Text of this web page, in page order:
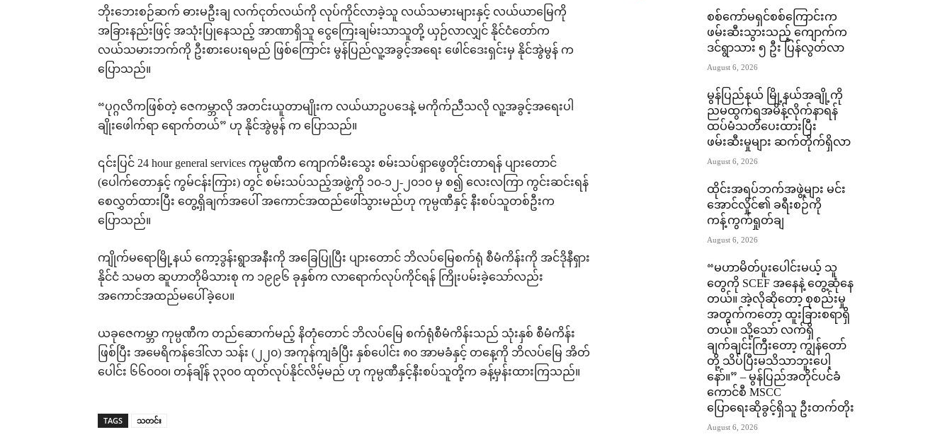
ဘိုးဘေးစဉ်ဆက် ဓားမဦးချ လက်ငုတ်လယ်ကို လုပ်ကိုင်လာခဲ့သူ လယ်သမားများနှင့် လယ်ယာမြေကို
အခြားနည်းဖြင့် အသုံးပြုနေသည့် အာဏာရှိသူ ငွေကြေးချမ်းသာသူတို့ ယှဉ်လာလျှင် နိုင်ငံတော်က
လယ်သမားဘက်ကို ဦးစားပေးရမည် ဖြစ်ကြောင်း မွန်ပြည်လူ့အခွင့်အရေး ဖေါင်ဒေးရှင်းမှ နိုင်အွဲမွန် က
ပြောသည်။
“ပုဂ္ဂလိကဖြစ်တဲ့ ဇေကမ္ဘာလို အတင်းယူတာမျိုးက လယ်ယာဥပဒေနဲ့ မကိုက်ညီသလို လူ့အခွင့်အရေးပါ
ချိုးဖေါက်ရာ ရောက်တယ်” ဟု နိုင်အွဲမွန် က ပြောသည်။
၎င်းပြင် 24 hour general services ကုမ္ပဏီက ကျောက်မီးသွေး စမ်းသပ်ရှာဖွေတိုင်းတာရန် ပျားတောင်
(ပေါက်တောနှင့် ကွမ်ငန်းကြား) တွင် စမ်းသပ်သည့်အဖွဲ့ကို ၁၀-၁၂-၂၀၁၀ မှ စ၍ လေးလကြာ ကွင်းဆင်းရန်
စေလွှတ်ထားပြီး တွေ့ရှိချက်အပေါ် အကောင်အထည်ဖေါ်သွားမည်ဟု ကုမ္ပဏီနှင့် နီးစပ်သူတစ်ဦးက
ပြောသည်။
ကျိုက်မရောမြို့နယ် ကော့ဒွန်းရွာအနီးကို အခြေပြုပြီး ပျားတောင် ဘိလပ်မြေစက်ရုံ စီမံကိန်းကို အင်ဒိုနီရှား
နိုင်ငံ သမတ ဆူဟာတိုမိသားစု က ၁၉၉၆ ခုနှစ်က လာရောက်လုပ်ကိုင်ရန် ကြိုးပမ်းခဲ့သော်လည်း
အကောင်အထည်မပေါ်ခဲ့ပေ။
ယခုဇေကမ္ဘာ ကုမ္ပဏီက တည်ဆောက်မည့် နိတုံတောင် ဘိလပ်မြေ စက်ရုံစီမံကိန်းသည် သုံးနှစ် စီမံကိန်း
ဖြစ်ပြီး အမေရိကန်ဒေါ်လာ သန်း (၂၂၀) အကုန်ကျခံပြီး နှစ်ပေါင်း ၈၀ အာမခံနှင့် တနေ့ကို ဘိလပ်မြေ အိတ်
ပေါင်း ၆၆၀၀၀၊ တန်ချိန် ၃၃၀၀ ထုတ်လုပ်နိုင်လိမ့်မည် ဟု ကုမ္ပဏီနှင့်နီးစပ်သူတို့က ခန့်မှန်းထားကြသည်။
TAGS သတင်း
စစ်ကော်မရှင်စစ်ကြောင်းက
ဖမ်းဆီးသွားသည့် ကျောက်က
ဒင်ရွာသား ၅ ဦး ပြန်လွတ်လာ
August 6, 2026
မွန်ပြည်နယ် မြို့နယ်အချို့ကို
ညမထွက်ရအမိန့်လိုက်နာရန်
ထပ်မံသတိပေးထားပြီး
ဖမ်းဆီးမှုများ ဆက်တိုက်ရှိလာ
August 6, 2026
ထိုင်းအရပ်ဘက်အဖွဲ့များ မင်း
အောင်လှိုင်၏ ခရီးစဉ်ကို
ကန့်ကွက်ရှုတ်ချ
August 6, 2026
“မဟာမိတ်ပူးပေါင်းမယ့် သူ
တွေကို SCEF အနေနဲ့ တွေ့ဆုံနေ
တယ်။ အဲ့လိုဆိုတော့ စုစည်းမှု
အတွက်ကတော့ ထူးခြားစရာရှိ
တယ်။ သို့သော် လက်ရှိ
ချက်ချင်းကြီးတော့ ကျွန်တော်
တို့ သိပ်ပြီးမသိသာဘူးပေါ့
နော်။” – မွန်ပြည်အတိုင်ပင်ခံ
ကောင်စီ MSCC
ပြောရေးဆိုခွင့်ရှိသူ ဦးတက်တိုး
August 6, 2026